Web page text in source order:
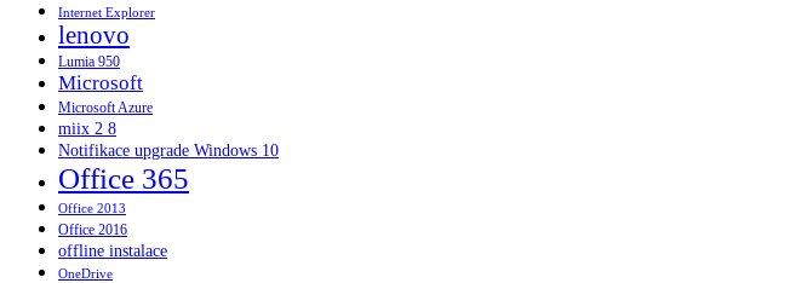
Internet Explorer
lenovo
Lumia 950
Microsoft
Microsoft Azure
miix 2 8
Notifikace upgrade Windows 10
Office 365
Office 2013
Office 2016
offline instalace
OneDrive